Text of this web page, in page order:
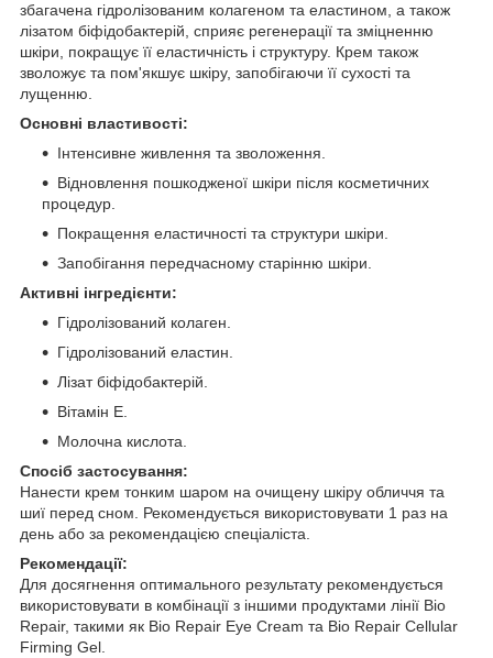
збагачена гідролізованим колагеном та еластином, а також
лізатом біфідобактерій, сприяє регенерації та зміцненню
шкіри, покращує її еластичність і структуру. Крем також
зволожує та пом'якшує шкіру, запобігаючи її сухості та
лущенню.
Основні властивості:
Інтенсивне живлення та зволоження.
Відновлення пошкодженої шкіри після косметичних
процедур.
Покращення еластичності та структури шкіри.
Запобігання передчасному старінню шкіри.
Активні інгредієнти:
Гідролізований колаген.
Гідролізований еластин.
Лізат біфідобактерій.
Вітамін Е.
Молочна кислота.
Спосіб застосування:
Нанести крем тонким шаром на очищену шкіру обличчя та
шиї перед сном. Рекомендується використовувати 1 раз на
день або за рекомендацією спеціаліста.
Рекомендації:
Для досягнення оптимального результату рекомендується
використовувати в комбінації з іншими продуктами лінії Bio
Repair, такими як Bio Repair Eye Cream та Bio Repair Cellular
Firming Gel.